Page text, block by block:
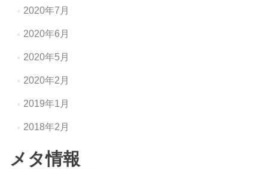
2020年7月
2020年6月
2020年5月
2020年2月
2019年1月
2018年2月
メタ情報